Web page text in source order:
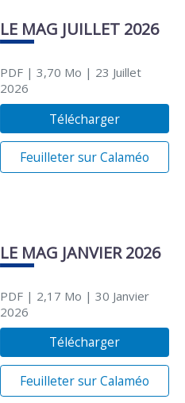
LE MAG JUILLET 2026
PDF| 3,70 Mo | 23 Juillet
2026
Télécharger
Feuilleter sur Calaméo
LE MAG JANVIER 2026
PDF| 2,17 Mo | 30 Janvier
2026
Télécharger
Feuilleter sur Calaméo